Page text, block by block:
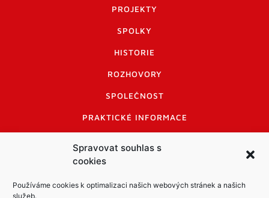
Spravovat souhlas s
cookies
Používáme cookies k optimalizaci našich webových stránek a našich
služeb.
PROJEKTY
SPOLKY
HISTORIE
ROZHOVORY
SPOLEČNOST
PRAKTICKÉ INFORMACE
INFORMACE A KODEX DISKUTUJÍCÍCH
LOGO A LOGO MANUÁL